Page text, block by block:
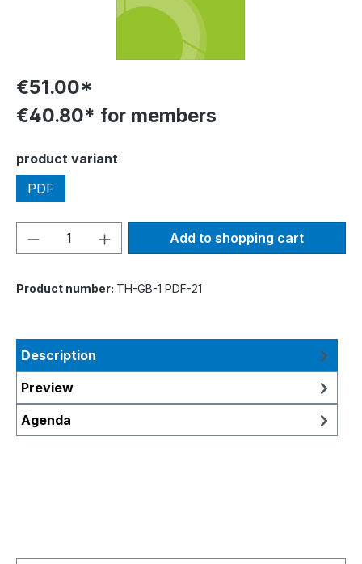
€51.00*
€40.80* for members
Select
product variant
PDF
Product Quantity: Enter the desired
Add to shopping cart
Product number: TH-GB-1 PDF-21
Description
Preview
Agenda